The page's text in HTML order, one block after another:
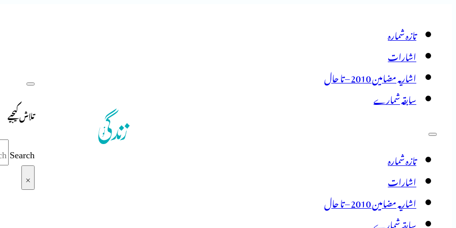
تازہ شمارہ
اشارات
اشاریہ مضامین 2010 – تا حال
سابقہ شمارے
تازہ شمارہ
اشارات
اشاریہ مضامین 2010 – تا حال
سابقہ شمارے
تلاش کیجیے
Search
×